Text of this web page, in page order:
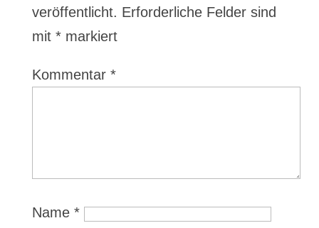
veröffentlicht. Erforderliche Felder sind
mit *markiert
Kommentar *
Name *